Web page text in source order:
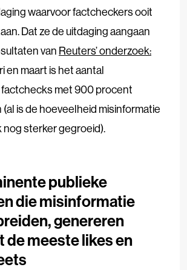
waarvoor factcheckers ooit
Dat ze de uitdaging aangaan
van Reuters’ onderzoek:
en maart is het aantal
met 900 procent
is de hoeveelheid misinformatie
nog sterker gegroeid).
publieke
die misinformatie
genereren
de meeste likes en